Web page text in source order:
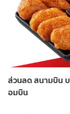
ส่วนลด สนามบิน
อมบิน